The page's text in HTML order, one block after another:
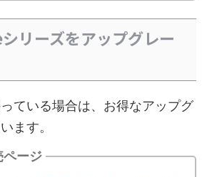
リーズをアップグレー
ている場合は、お得なアップグ
ます。
ページ